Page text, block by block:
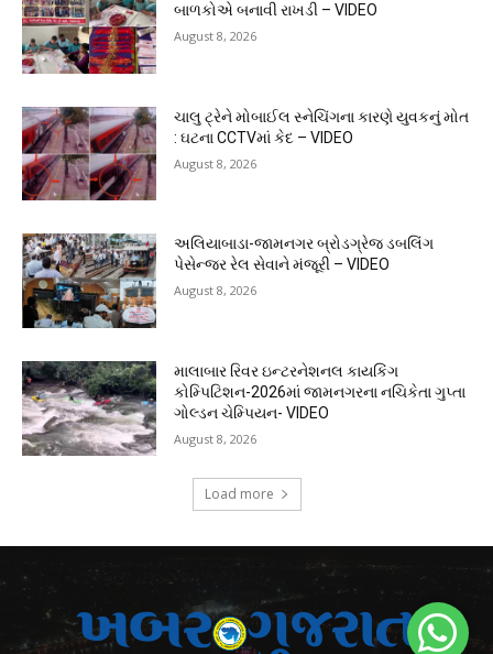
બાળકોએ બનાવી રાખડી – VIDEO
August 8, 2026
ચાલુ ટ્રેને મોબાઈલ સ્નેચિંગના કારણે યુવકનું મોત
: ઘટના CCTVમાં કેદ – VIDEO
August 8, 2026
અલિયાબાડા-જામનગર બ્રોડગ્રેજ ડબલિંગ
પેસેન્જર રેલ સેવાને મંજૂરી – VIDEO
August 8, 2026
માલાબાર રિવર ઇન્ટરનેશનલ કાયકિંગ
કોમ્પિટિશન-2026માં જામનગરના નચિકેતા ગુપ્તા
ગોલ્ડન ચેમ્પિયન- VIDEO
August 8, 2026
Load more